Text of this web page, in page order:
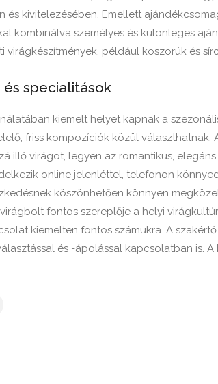
és kivitelezésében. Emellett
kombinálva személyes és különleges
virágkészítmények, például koszorúk és
specialitások
kiemelt helyet kapnak a
friss kompozíciók közül választhatnak.
illő virágot, legyen az romantikus,
online jelenléttel, telefonon
köszönhetően könnyen
fontos szereplője a helyi
kiemelten fontos számukra. A
és -ápolással kapcsolatban is.